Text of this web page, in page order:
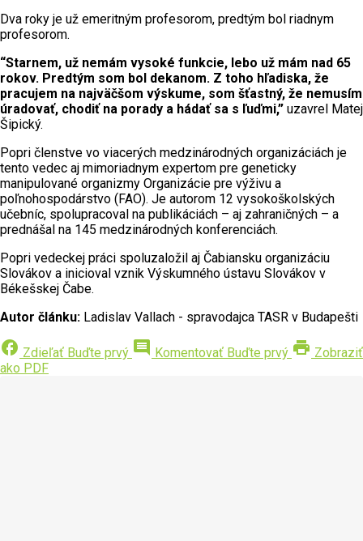
Dva roky je už emeritným profesorom, predtým bol riadnym
profesorom.
“Starnem, už nemám vysoké funkcie, lebo už mám nad 65
rokov. Predtým som bol dekanom. Z toho hľadiska, že
pracujem na najväčšom výskume, som šťastný, že nemusím
úradovať, chodiť na porady a hádať sa s ľuďmi,” uzavrel Matej
Šipický.
Popri členstve vo viacerých medzinárodných organizáciách je
tento vedec aj mimoriadnym expertom pre geneticky
manipulované organizmy Organizácie pre výživu a
poľnohospodárstvo (FAO). Je autorom 12 vysokoškolských
učebníc, spolupracoval na publikáciách – aj zahraničných – a
prednášal na 145 medzinárodných konferenciách.
Popri vedeckej práci spoluzaložil aj Čabiansku organizáciu
Slovákov a inicioval vznik Výskumného ústavu Slovákov v
Békešskej Čabe.
Autor článku: Ladislav Vallach - spravodajca TASR v Budapešti
facebook Zdieľať Buďte prvý comment Komentovať Buďte prvý print Zobraziť
ako PDF